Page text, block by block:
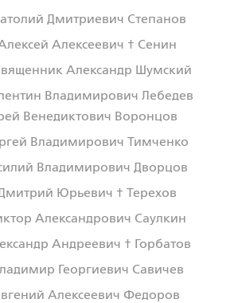
Дмитриевич Степанов
Алексеевич † Сенин
Александр Шумский
Владимирович Лебедев
Венедиктович Воронцов
Владимирович Тимченко
Владимирович Дворцов
Юрьевич † Терехов
Александрович Саулкин
Андреевич † Горбатов
Георгиевич Савичев
Алексеевич Федоров